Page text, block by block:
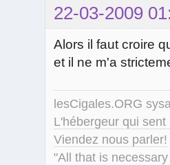
22-03-2009
Alors il faut croire
et il ne m'a
lesCigales.ORG
L'hébergeur qui
Viendez nous parler!
"All that is